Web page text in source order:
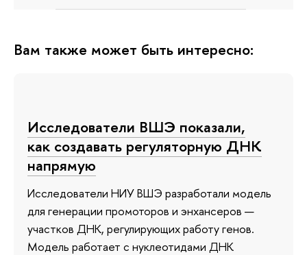
Вам также может быть интересно:
Исследователи ВШЭ показали,
как создавать регуляторную ДНК
напрямую
Исследователи НИУ ВШЭ разработали модель
для генерации промоторов и энхансеров —
участков ДНК, регулирующих работу генов.
Модель работает с нуклеотидами ДНК